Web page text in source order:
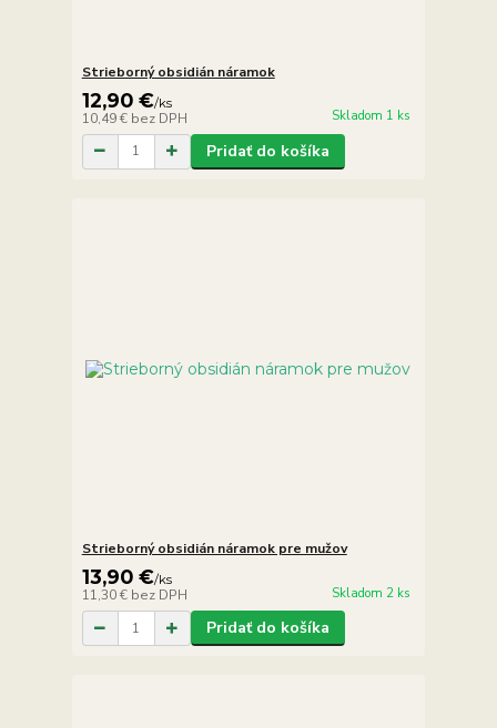
Strieborný obsidián náramok
12,90 €/ks
10,49 € bez DPH Skladom 1 ks
Pridať do košíka
Strieborný obsidián náramok pre mužov
13,90 €/ks
11,30 € bez DPH Skladom 2 ks
Pridať do košíka